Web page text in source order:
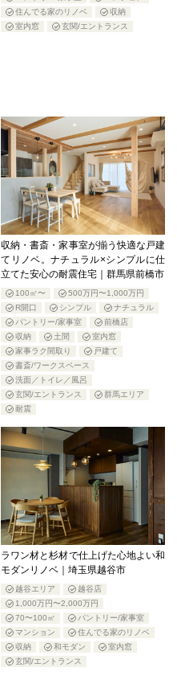
住んでる家のリノベ
収納
室内窓
玄関/エントランス
収納・書斎・家事室が揃う快適な戸建
てリノベ。ナチュラル×シンプルに仕
立てた安心の耐震住宅｜群馬県前橋市
100㎡〜
500万円〜1,000万円
R開口
シンプル
ナチュラル
パントリー/家事室
前橋店
収納
土間
室内窓
家事ラク間取り
戸建て
書斎/ワークスペース
洗面／トイレ／風呂
玄関/エントランス
群馬エリア
耐震
ラワン材と杉材で仕上げた心地よい和
モダンリノベ｜埼玉県越谷市
越谷エリア
越谷店
1,000万円〜2,000万円
70〜100㎡
パントリー/家事室
マンション
住んでる家のリノベ
収納
和モダン
室内窓
玄関/エントランス